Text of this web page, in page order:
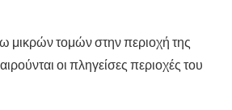
μικρών τομών στην περιοχή της
οι πληγείσες περιοχές του